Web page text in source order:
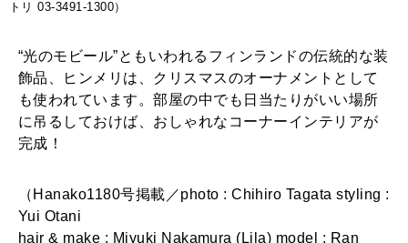
トリ 03-3491-1300）
“光のモビール”ともいわれるフィンランドの伝統的な装
飾品、ヒンメリは、クリスマスのオーナメントとして
も使われています。部屋の中でも日当たりがいい場所
に吊るしておけば、おしゃれなコーナーインテリアが
完成！
（Hanako1180号掲載／photo : Chihiro Tagata styling :
Yui Otani
hair & make : Miyuki Nakamura (Lila) model : Ran